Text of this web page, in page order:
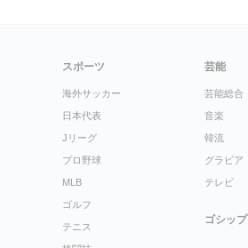
スポーツ
海外サッカー
日本代表
Jリーグ
プロ野球
MLB
ゴルフ
テニス
芸能
芸能総合
音楽
韓流
グラビア
テレビ
ゴシップ